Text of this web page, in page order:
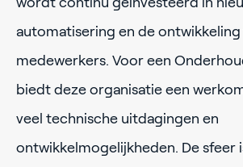
automatisering en de ontwikkeling
medewerkers. Voor een
biedt deze organisatie een
veel technische uitdagingen en
ontwikkelmogelijkheden. De sfeer